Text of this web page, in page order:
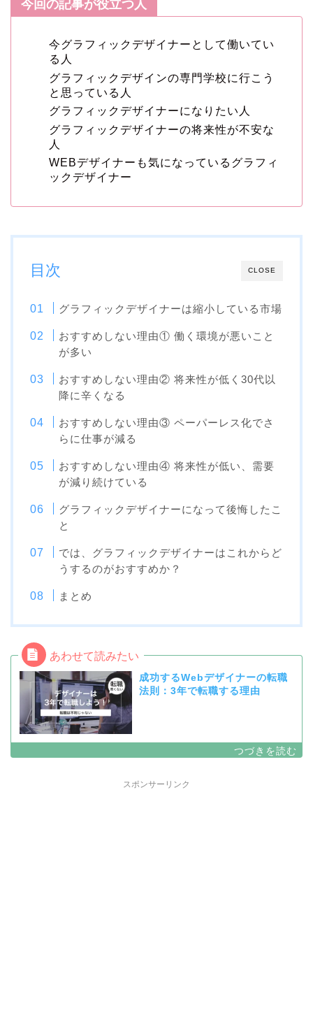
今回の記事が役立つ人
今グラフィックデザイナーとして働いてい
る人
グラフィックデザインの専門学校に行こう
と思っている人
グラフィックデザイナーになりたい人
グラフィックデザイナーの将来性が不安な
人
WEBデザイナーも気になっているグラフィ
ックデザイナー
CLOSE
目次
グラフィックデザイナーは縮小している市場
おすすめしない理由① 働く環境が悪いこと
が多い
おすすめしない理由② 将来性が低く30代以
降に辛くなる
おすすめしない理由③ ペーパーレス化でさ
らに仕事が減る
おすすめしない理由④ 将来性が低い、需要
が減り続けている
グラフィックデザイナーになって後悔したこ
と
では、グラフィックデザイナーはこれからど
うするのがおすすめか？
まとめ
成功するWebデザイナーの転職
法則：3年で転職する理由
スポンサーリンク